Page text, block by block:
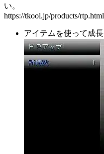
い。
https://tkool.jp/products/rtp.html
アイテムを使って成長